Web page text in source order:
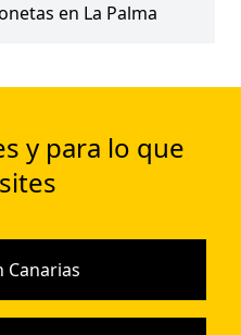
en La Palma
y para lo que
Canarias